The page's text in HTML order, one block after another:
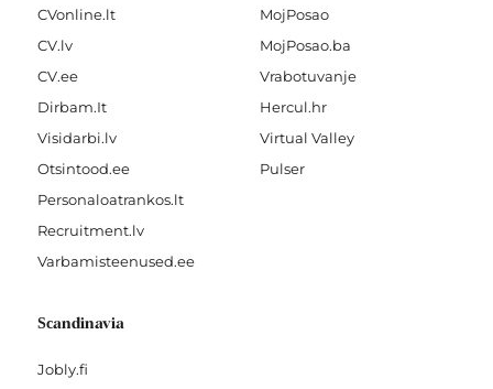
CVonline.lt
CV.lv
CV.ee
Dirbam.It
Visidarbi.lv
Otsintood.ee
Personaloatrankos.lt
Recruitment.lv
Varbamisteenused.ee
MojPosao
MojPosao.ba
Vrabotuvanje
Hercul.hr
Virtual Valley
Pulser
Scandinavia
Jobly.fi